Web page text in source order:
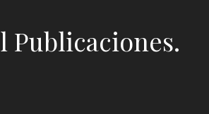
Publicaciones.